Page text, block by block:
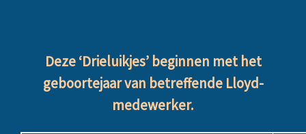
Deze ‘Drieluikjes’ beginnen met het
geboortejaar van betreffende Lloyd-
medewerker.